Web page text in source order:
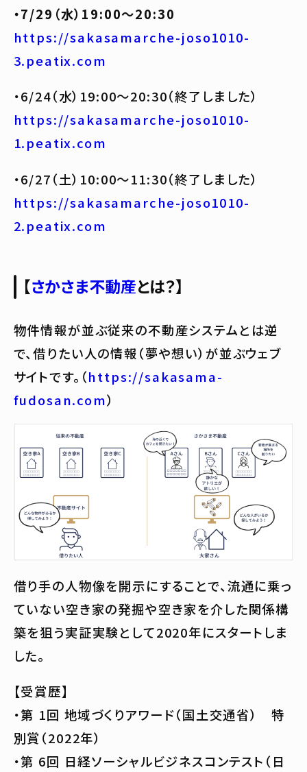
・7/29（水）19:00〜20:30
https://sakasamarche-joso1010-
3.peatix.com
・6/24（水）19:00〜20:30（終了しました）
https://sakasamarche-joso1010-
1.peatix.com
・6/27（土）10:00〜11:30（終了しました）
https://sakasamarche-joso1010-
2.peatix.com
【さかさま不動産とは？】
物件情報が並ぶ従来の不動産システムとは逆
で、借りたい人の情報（夢や想い）が並ぶウェブ
サイトです。（https://sakasama-
fudosan.com）
借り手の人物像を開示にすることで、流通に乗っ
ていない空き家の発掘や空き家を介した関係構
築を狙う実証実験として2020年にスタートしま
した。
【受賞歴】
・第 1回 地域づくりアワード（国土交通省） 特
別賞（2022年）
・第 6回 日経ソーシャルビジネスコンテスト（日